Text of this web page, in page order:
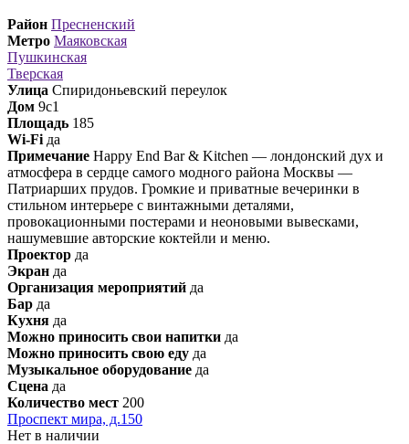
Район Пресненский
Метро Маяковская
Пушкинская
Тверская
Улица Спиридоньевский переулок
Дом 9с1
Площадь 185
Wi-Fi да
Примечание Happy End Bar & Kitchen — лондонский дух и
атмосфера в сердце самого модного района Москвы —
Патриарших прудов. Громкие и приватные вечеринки в
стильном интерьере с винтажными деталями,
провокационными постерами и неоновыми вывесками,
нашумевшие авторские коктейли и меню.
Проектор да
Экран да
Организация мероприятий да
Бар да
Кухня да
Можно приносить свои напитки да
Можно приносить свою еду да
Музыкальное оборудование да
Сцена да
Количество мест 200
Проспект мира, д.150
Нет в наличии